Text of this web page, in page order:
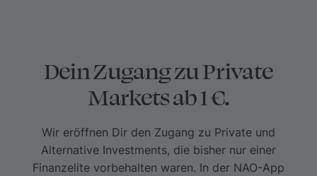
Dein Zugang zu Private
Markets ab 1 €.
Wir eröffnen Dir den Zugang zu Private und
Alternative Investments, die bisher nur einer
Finanzelite vorbehalten waren. In der NAO-App